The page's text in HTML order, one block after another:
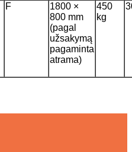
F
1800 ×
800 mm
(pagal
užsakymą
pagaminta
atrama)
450
kg